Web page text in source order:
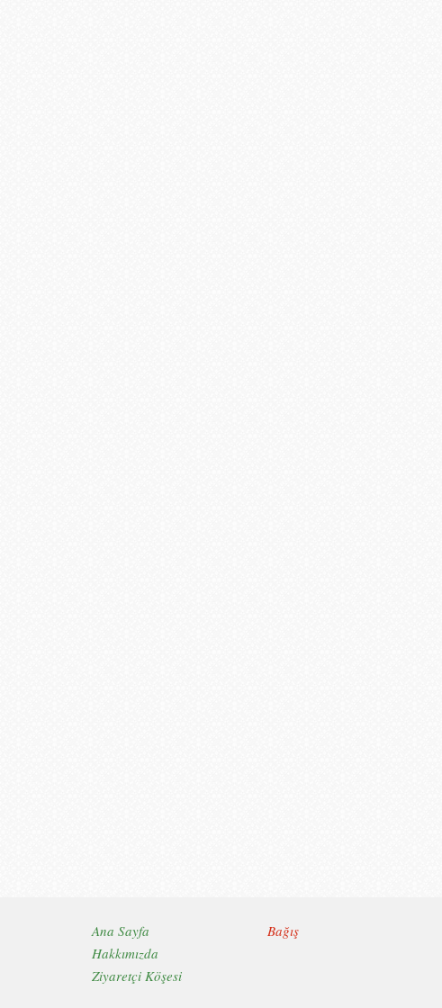
Ana Sayfa
Hakkımızda
Ziyaretçi Köşesi
Bağış